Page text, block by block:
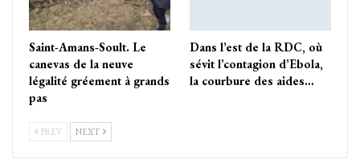
Saint-Amans-Soult. Le
canevas de la neuve
légalité gréement à grands
pas
Dans l’est de la RDC, où
sévit l’contagion d’Ebola,
la courbure des aides…
PREV NEXT